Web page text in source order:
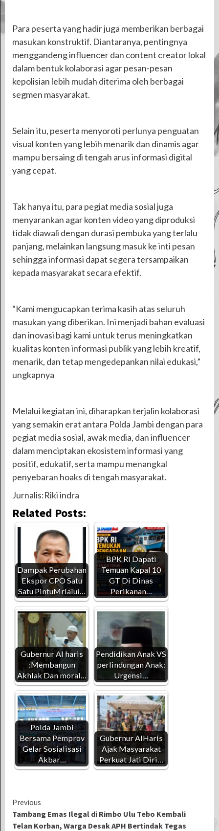
Para peserta yang hadir juga memberikan berbagai
masukan konstruktif. Diantaranya, pentingnya
menggandeng influencer dan content creator lokal
dalam bentuk kolaborasi agar pesan-pesan
kepolisian lebih mudah diterima oleh berbagai
segmen masyarakat.
Selain itu, peserta menyoroti perlunya penguatan
visual konten yang lebih menarik dan dinamis agar
mampu bersaing di tengah arus informasi digital
yang cepat.
Tak hanya itu, para pegiat media sosial juga
menyarankan agar konten video yang diproduksi
tidak diawali dengan durasi pembuka yang terlalu
panjang, melainkan langsung masuk ke inti pesan
sehingga informasi dapat segera tersampaikan
kepada masyarakat secara efektif.
“Kami mengucapkan terima kasih atas seluruh
masukan yang diberikan. Ini menjadi bahan evaluasi
dan inovasi bagi kami untuk terus meningkatkan
kualitas konten informasi publik yang lebih kreatif,
menarik, dan tetap mengedepankan nilai edukasi,”
ungkapnya
Melalui kegiatan ini, diharapkan terjalin kolaborasi
yang semakin erat antara Polda Jambi dengan para
pegiat media sosial, awak media, dan influencer
dalam menciptakan ekosistem informasi yang
positif, edukatif, serta mampu menangkal
penyebaran hoaks di tengah masyarakat.
Jurnalis:Riki indra
Related Posts:
Dampak Perubahan
Ekspor CPO Satu
Satu PintuMrlalui…
BPK RI Dapati
Temuan Kapal 10
GT Di Dinas
Perikanan…
Gubernur Al haris
:Membangun
Akhlak Dan moral…
Pendidikan Anak VS
perlindungan Anak:
Urgensi…
Polda Jambi
Bersama Pemprov
Gelar Sosialisasi
Akbar…
Gubernur AlHaris
Ajak Masyarakat
Perkuat Jati Diri…
Continue
Reading
Previous
Tambang Emas Ilegal di Rimbo Ulu Tebo Kembali
Telan Korban, Warga Desak APH Bertindak Tegas